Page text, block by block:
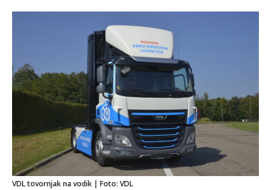
VDL tovornjak na vodik | Foto: VDL